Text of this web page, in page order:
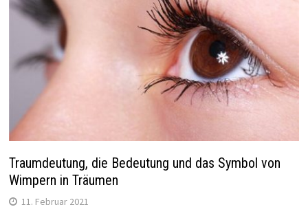
Traumdeutung, die Bedeutung und das Symbol von
Wimpern in Träumen
11. Februar 2021